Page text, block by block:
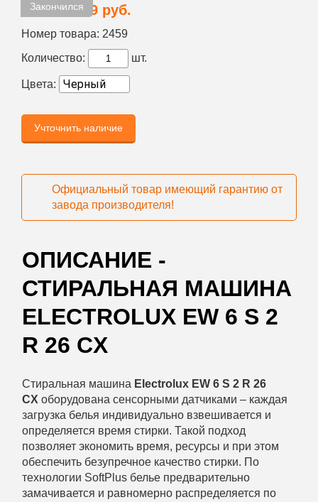
Закончился
Цена: 43 319 руб.
Номер товара: 2459
Количество:
шт.
Цвета:
Учточнить наличие
Официальный товар имеющий гарантию от
завода производителя!
ОПИСАНИЕ -
СТИРАЛЬНАЯ МАШИНА
ELECTROLUX EW 6 S 2
R 26 CX
Стиральная машина Electrolux EW 6 S 2 R 26
CX оборудована сенсорными датчиками – каждая
загрузка белья индивидуально взвешивается и
определяется время стирки. Такой подход
позволяет экономить время, ресурсы и при этом
обеспечить безупречное качество стирки. По
технологии SoftPlus белье предварительно
замачивается и равномерно распределяется по